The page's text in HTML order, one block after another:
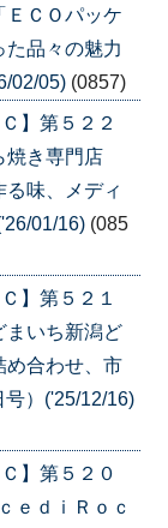
ＣＯパッケ
た品々の魅力
02/05) (0857)
】第５２２
焼き専門店
味、メディ
01/16) (085
】第５２１
いち新潟ど
め合わせ、市
）('25/12/16)
】第５２０
ｅｄｉＲｏｃ